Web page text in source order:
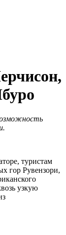
туристам
гор Рувензори,
узкую